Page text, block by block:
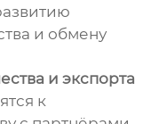
и обмену
и экспорта
к